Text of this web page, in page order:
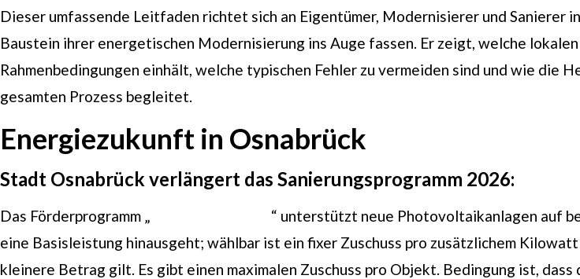
Dieser umfassende Leitfaden richtet sich an Eigentümer, Modernisierer und Sanierer
Baustein ihrer energetischen Modernisierung ins Auge fassen. Er zeigt, welche
Rahmenbedingungen einhält, welche typischen Fehler zu vermeiden sind und wie
gesamten Prozess begleitet.
Energiezukunft in Osnabrück
Stadt Osnabrück verlängert das Sanierungsprogramm 2026:
Das Förderprogramm „
“ unterstützt neue Photovoltaikanlagen auf
eine Basisleistung hinausgeht; wählbar ist ein fixer Zuschuss pro zusätzlichem
kleinere Betrag gilt. Es gibt einen maximalen Zuschuss pro Objekt. Bedingung ist,